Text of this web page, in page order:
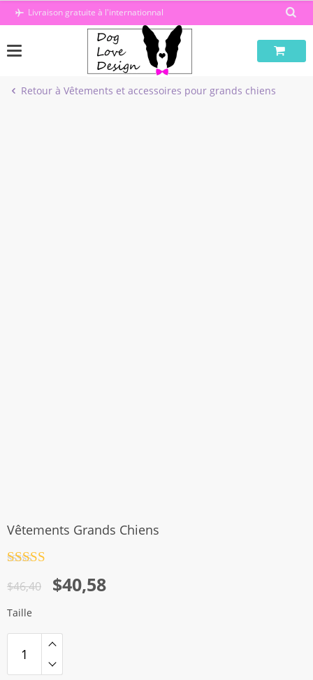
PasserLivraison gratuite à l'internationnal
Retour à Vêtements et accessoires pour grands chiens
Vêtements Grands Chiens
sur 5
$46,40
Le
prix
était :
$46,40.
$40,58
Le
prix
est :
$40,58.
Taille